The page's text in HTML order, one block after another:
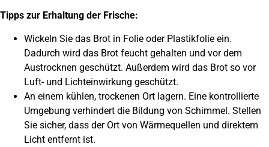
Tipps zur Erhaltung der Frische:
Wickeln Sie das Brot in Folie oder Plastikfolie ein.
Dadurch wird das Brot feucht gehalten und vor dem
Austrocknen geschützt. Außerdem wird das Brot so vor
Luft- und Lichteinwirkung geschützt.
An einem kühlen, trockenen Ort lagern. Eine kontrollierte
Umgebung verhindert die Bildung von Schimmel. Stellen
Sie sicher, dass der Ort von Wärmequellen und direktem
Licht entfernt ist.